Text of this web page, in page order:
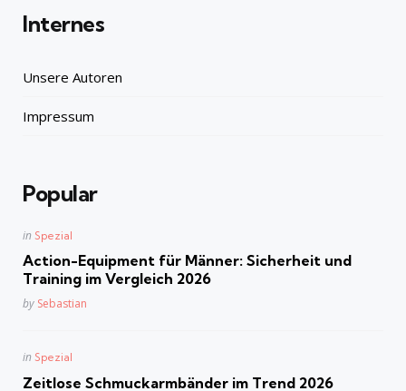
Internes
Unsere Autoren
Impressum
Popular
Posted
in Spezial
Action-Equipment für Männer: Sicherheit und
Training im Vergleich 2026
Posted
by Sebastian
Posted
in Spezial
Zeitlose Schmuckarmbänder im Trend 2026